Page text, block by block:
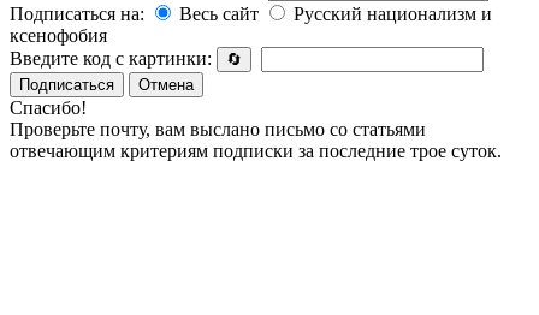
Подписаться на:
Весь сайт
Русский национализм и
ксенофобия
Введите код с картинки:
🔄
Подписаться
Отмена
Спасибо!
Проверьте почту, вам выслано письмо со статьями
отвечающим критериям подписки за последние трое суток.